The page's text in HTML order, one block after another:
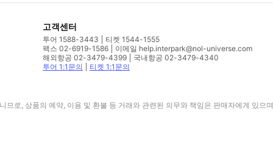
고객센터
투어 1588-3443
티켓 1544-1555
팩스 02-6919-1586
이메일 help.interpark@nol-universe.com
해외항공 02-3479-4399
국내항공 02-3479-4340
투어 1:1문의
티켓 1:1문의
로, 상품의 예약, 이용 및 환불 등 거래와 관련된 의무와 책임은 판매자에게 있으며